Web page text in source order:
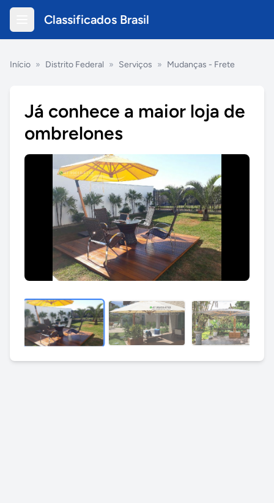
Classificados Brasil
Início » Distrito Federal » Serviços » Mudanças - Frete
Já conhece a maior loja de
ombrelones